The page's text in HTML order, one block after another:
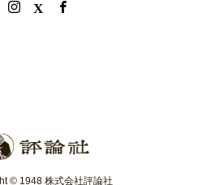
© 1948 株式会社評論社